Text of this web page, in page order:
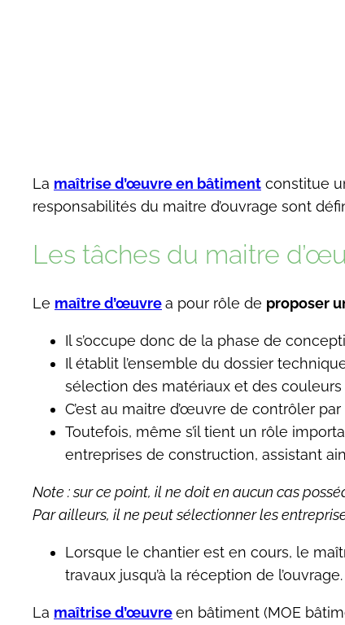
La maîtrise d’œuvre en bâtiment constitue
responsabilités du maitre d’ouvrage sont
Les tâches du maitre
Le maître d’œuvrea pour rôle de proposer
Il s’occupe donc de la phase de
Il établit l’ensemble du dossier
sélection des matériaux et des
C’est au maitre d’œuvre de contrôler
Toutefois, même s’il tient un rôle
entreprises de construction, assistant
Note : sur ce point, il ne doit en aucun cas
Par ailleurs, il ne peut sélectionner les
Lorsque le chantier est en cours, le
travaux jusqu’à la réception de l’ouvrage.
La maîtrise d’œuvreen bâtiment (MOE